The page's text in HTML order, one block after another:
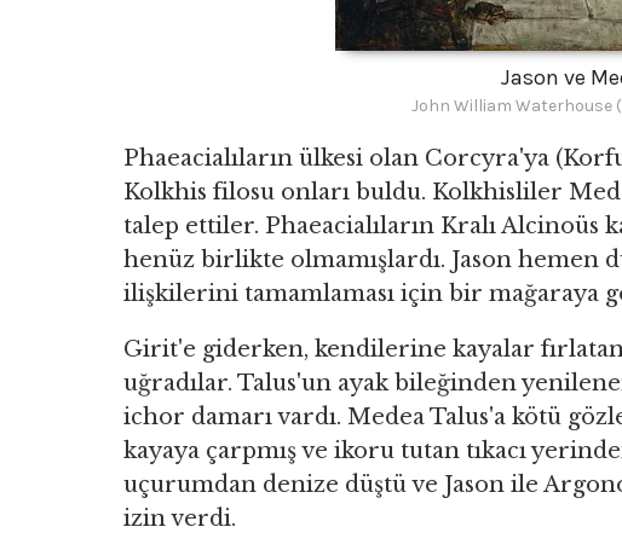
Jason ve
John William Waterhouse
Phaeacialıların ülkesi olan Corcyra'ya
Kolkhis filosu onları buldu. Kolkhisliler
talep ettiler. Phaeacialıların Kralı Alcinoüs
henüz birlikte olmamışlardı. Jason hemen
ilişkilerini tamamlaması için bir mağaraya
Girit'e giderken, kendilerine kayalar fırlatan
uğradılar. Talus'un ayak bileğinden
ichor damarı vardı. Medea Talus'a kötü
kayaya çarpmış ve ikoru tutan tıkacı
uçurumdan denize düştü ve Jason ile
izin verdi.